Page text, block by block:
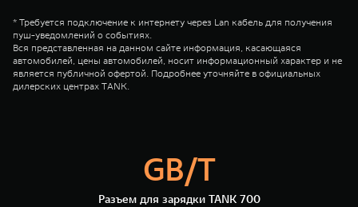
* Требуется подключение к интернету через Lan кабель для получения
пуш-уведомлений о событиях.
Вся представленная на данном сайте информация, касающаяся
автомобилей, цены автомобилей, носит информационный характер и не
является публичной офертой. Подробнее уточняйте в официальных
дилерских центрах TANK.
GB/T
Разъем для зарядки TANK 700